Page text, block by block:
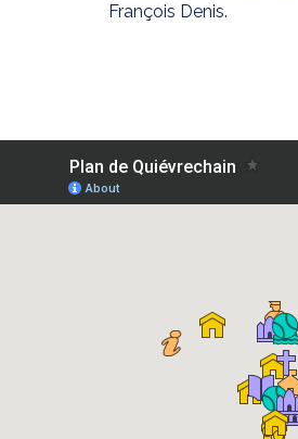
François Denis.